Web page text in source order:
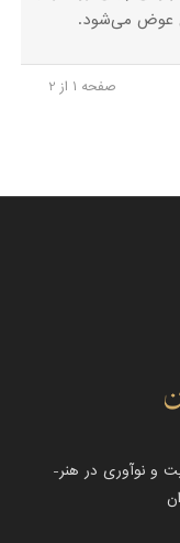
عوض می‌شود.
صفحه 1 از 2
و نوآوری در هنر-